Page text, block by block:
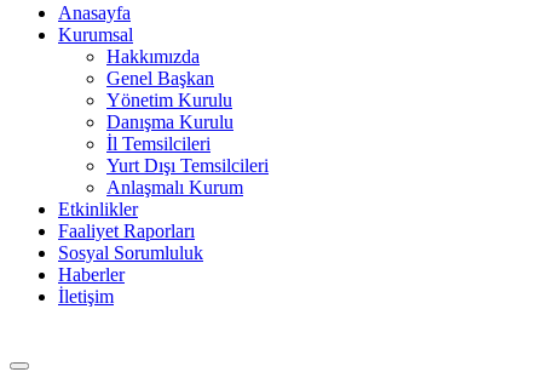
Anasayfa
Kurumsal
Hakkımızda
Genel Başkan
Yönetim Kurulu
Danışma Kurulu
İl Temsilcileri
Yurt Dışı Temsilcileri
Anlaşmalı Kurum
Etkinlikler
Faaliyet Raporları
Sosyal Sorumluluk
Haberler
İletişim